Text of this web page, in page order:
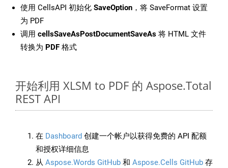
使用 CellsAPI 初始化 SaveOption ，将 SaveFormat 设置
为 PDF
调用 cellsSaveAsPostDocumentSaveAs 将 HTML 文件
转换为 PDF 格式
开始利用 XLSM to PDF 的 Aspose.Total
REST API
在 Dashboard 创建一个帐户以获得免费的 API 配额
和授权详细信息
从 Aspose.Words GitHub 和 Aspose.Cells GitHub 存